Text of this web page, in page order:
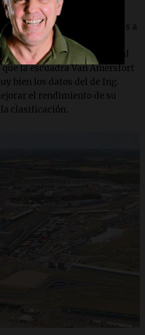
de su 20 giros en 1.43.255s a
en la carrera anterior,
el ritmo que lo acerque al
la escuadra Van Amersfort
bien los datos del de Ing.
el rendimiento de su
clasificación.